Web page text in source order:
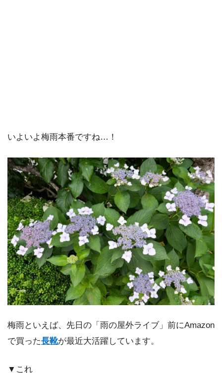
いよいよ梅雨本番ですね…！
梅雨といえば、先日の「雨の屋外ライブ」前にAmazon
で買った長靴が最近大活躍しています。
▼これ